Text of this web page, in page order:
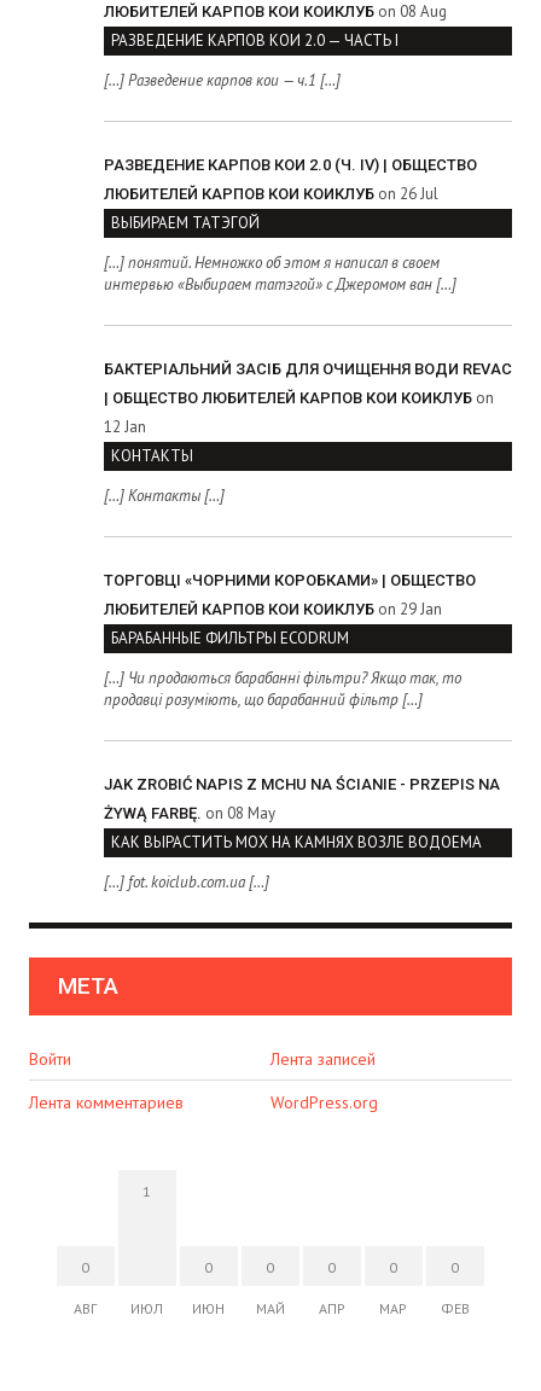
ЛЮБИТЕЛЕЙ КАРПОВ КОИ КОИКЛУБ on 08 Aug
РАЗВЕДЕНИЕ КАРПОВ КОИ 2.0 — ЧАСТЬ I
[…] Разведение карпов кои — ч.1 […]
РАЗВЕДЕНИЕ КАРПОВ КОИ 2.0 (Ч. IV) | ОБЩЕСТВО
ЛЮБИТЕЛЕЙ КАРПОВ КОИ КОИКЛУБ on 26 Jul
ВЫБИРАЕМ ТАТЭГОЙ
[…] понятий. Немножко об этом я написал в своем
интервью «Выбираем татэгой» с Джеромом ван […]
БАКТЕРІАЛЬНИЙ ЗАСІБ ДЛЯ ОЧИЩЕННЯ ВОДИ REVAC
| ОБЩЕСТВО ЛЮБИТЕЛЕЙ КАРПОВ КОИ КОИКЛУБ on
12 Jan
КОНТАКТЫ
[…] Контакты […]
ТОРГОВЦІ «ЧОРНИМИ КОРОБКАМИ» | ОБЩЕСТВО
ЛЮБИТЕЛЕЙ КАРПОВ КОИ КОИКЛУБ on 29 Jan
БАРАБАННЫЕ ФИЛЬТРЫ ECODRUM
[…] Чи продаються барабанні фільтри? Якщо так, то
продавці розуміють, що барабанний фільтр […]
JAK ZROBIĆ NAPIS Z MCHU NA ŚCIANIE - PRZEPIS NA
ŻYWĄ FARBĘ. on 08 May
КАК ВЫРАСТИТЬ МОХ НА КАМНЯХ ВОЗЛЕ ВОДОЕМА
[…] fot. koiclub.com.ua […]
МЕТА
Войти
Лента записей
Лента комментариев
WordPress.org
0
АВГ
1
ИЮЛ
0
ИЮН
0
МАЙ
0
АПР
0
МАР
0
ФЕВ